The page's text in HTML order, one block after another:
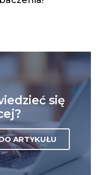
się
ARTYKUŁU